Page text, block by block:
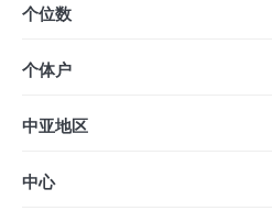
个位数
个体户
中亚地区
中心